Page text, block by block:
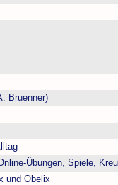
Bruenner)
Übungen, Spiele,
und Obelix